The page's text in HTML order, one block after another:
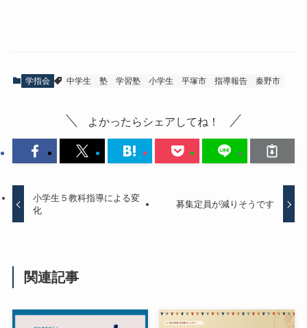
学指会 中学生 塾 学習塾 小学生 平塚市 指導報告 秦野市
よかったらシェアしてね！
小学生５教科指導による変
化
募集定員が減りそうです
関連記事